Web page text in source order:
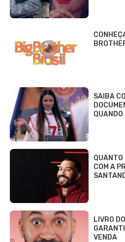
SAIBA
QUANTO
COM A
LIVRO
VENDA